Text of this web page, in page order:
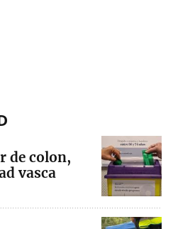
de colon,
vasca